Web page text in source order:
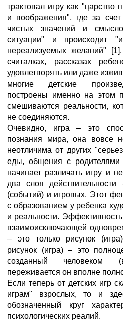
трактовал игру как "царство
и воображения", где за
чистых значений и
ситуации" и происходит
нереализуемых желаний"
считалках, рассказах
удовлетворять или даже
многие детские
построены именно на этом
смешиваются реальности,
не соединяются.
Очевидно, игра – это
познания мира, она вовсе
неотличима от других
еды, общения с родителями
начинает различать игру и
два слоя
(событий) и игровых. Этот
с образованием у ребенка
и реальности.
взаимоисключающей
– это только рисунок
рисунок (игра) – это
созданный человеком
переживается он вполне
Если теперь от детских игр
играм" взрослых, то и
обозначенный круг
психологических реалий.